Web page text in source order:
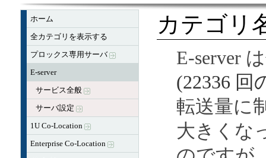
ホーム
全カテゴリを表示する
プロックス専用サーバ
E-server
サービス全般
サーバ設定
1U Co-Location
Enterprise Co-Location
カテゴリ
E-server
(22336 回
転送量に
大きくな